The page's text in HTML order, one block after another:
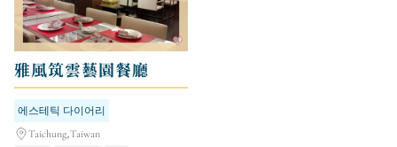
雅風筑雲藝園餐廳
에스테틱 다이어리
Taichung,Taiwan